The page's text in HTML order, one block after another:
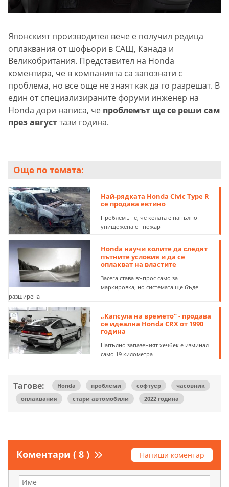
Японският производител вече е получил редица
оплаквания от шофьори в САЩ, Канада и
Великобритания. Представител на Honda
коментира, че в компанията са запознати с
проблема, но все още не знаят как да го разрешат. В
един от специализираните форуми инженер на
Honda дори написа, че проблемът ще се реши сам
през августтази година.
Още по темата:
Най-рядката Honda Civic Type R
се продава евтино
Проблемът е, че колата е напълно
унищожена от пожар
Honda научи колите да следят
пътните условия и да се
оплакват на властите
Засега става въпрос само за
маркировка, но системата ще бъде
разширена
„Капсула на времето“ - продава
се идеална Honda CRX от 1990
година
Напълно запазеният хечбек е изминал
само 19 километра
Тагове: Honda проблеми софтуер
часовник
оплаквания
стари автомобили 2022 година
Коментари ( 8 ) Напиши коментар